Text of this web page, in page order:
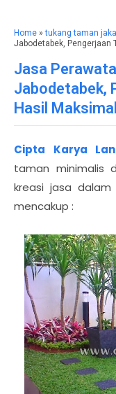
Home »tukang taman
Jabodetabek, Pengerjaan
Jasa
Jabodetabek,
Hasil Maksimal
Cipta Karya
taman minimalis
kreasi jasa
mencakup :